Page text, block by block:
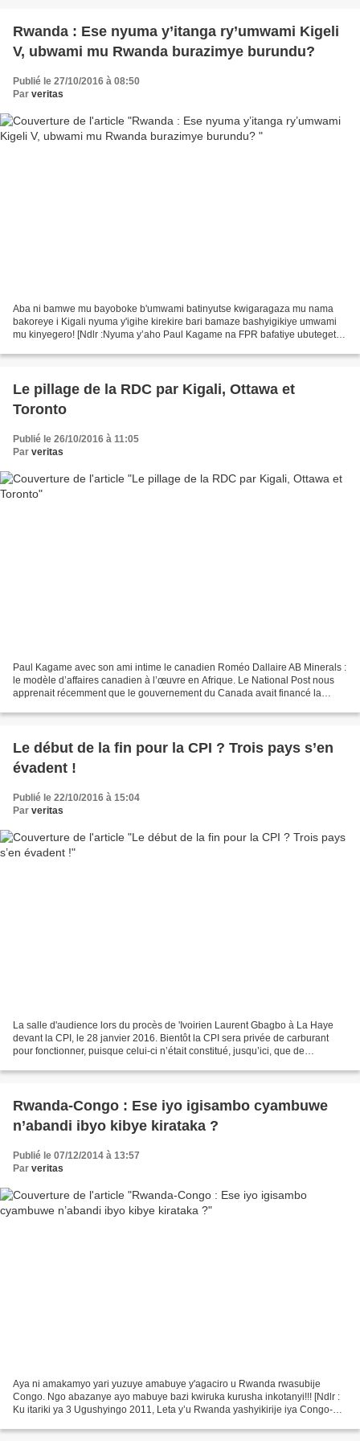
Rwanda : Ese nyuma y’itanga ry’umwami Kigeli
V, ubwami mu Rwanda burazimye burundu?
Publié le 27/10/2016 à 08:50
Par veritas
Aba ni bamwe mu bayoboke b'umwami batinyutse kwigaragaza mu nama
bakoreye i Kigali nyuma y'igihe kirekire bari bamaze bashyigikiye umwami
mu kinyegero! [Ndlr :Nyuma y’aho Paul Kagame na FPR bafatiye ubutegetsi
Le pillage de la RDC par Kigali, Ottawa et
Toronto
Publié le 26/10/2016 à 11:05
Par veritas
Paul Kagame avec son ami intime le canadien Roméo Dallaire AB Minerals :
le modèle d’affaires canadien à l’œuvre en Afrique. Le National Post nous
apprenait récemment que le gouvernement du Canada avait financé la
Le début de la fin pour la CPI ? Trois pays s’en
évadent !
Publié le 22/10/2016 à 15:04
Par veritas
La salle d'audience lors du procès de 'Ivoirien Laurent Gbagbo à La Haye
devant la CPI, le 28 janvier 2016. Bientôt la CPI sera privée de carburant
pour fonctionner, puisque celui-ci n’était constitué, jusqu’ici, que de
Rwanda-Congo : Ese iyo igisambo cyambuwe
n’abandi ibyo kibye kirataka ?
Publié le 07/12/2014 à 13:57
Par veritas
Aya ni amakamyo yari yuzuye amabuye y'agaciro u Rwanda rwasubije
Congo. Ngo abazanye ayo mabuye bazi kwiruka kurusha inkotanyi!!! [Ndlr :
Ku itariki ya 3 Ugushyingo 2011, Leta y’u Rwanda yashyikirije iya Congo-